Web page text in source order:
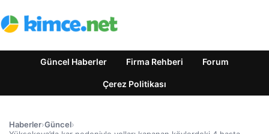
Güncel Haberler Firma Rehberi Forum
Çerez Politikası
Haberler›Güncel›